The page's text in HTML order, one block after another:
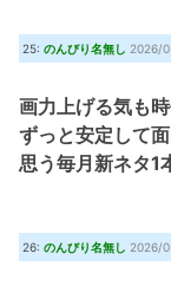
25: のんびり名無し 2026/
画力上げる気も
ずっと安定して
思う毎月新ネタ1
26: のんびり名無し 2026/